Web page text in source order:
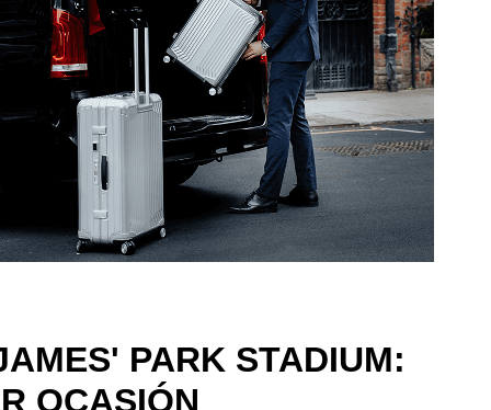
PARK STADIUM:
OCASIÓN